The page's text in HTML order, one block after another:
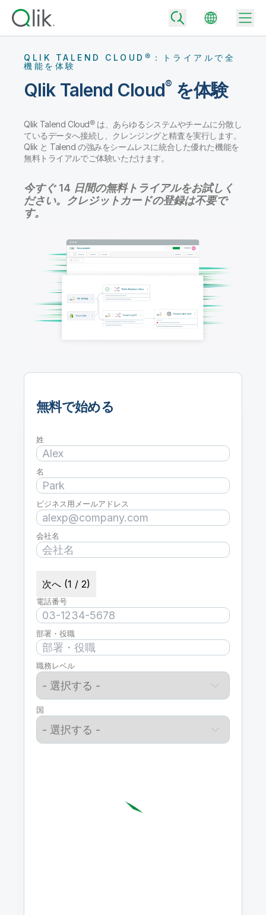
Back
コミュニティ
カスタマーサポート
カスタマーポータル
初期トレーニング
製品関連
Back
企業情報
採用情報
ニュースルーム
事業所 / 連絡先
Talend
Back
Qlik が選ばれる理由
データをビジネス成果へ
テクノロジーパートナーとの連携
Qlik のデータ統合とデータ分析の価値を最大化
データ統合
データ分析と AI
Back
適切なデータ統合プランで、信頼できるデータを迅速に提供し、よりスマー
トな意思決定を促進します。
適切なデータ分析プランで、より優れたインサイトを獲得し、ビジネス成果
の達成をサポートします。
Back
イベント / Web セミナー
コミュニティ
QLIK TALEND CLOUD®：トライアルで全
機能を体験
Qlik Talend Cloud®を体験
Qlik Talend Cloud® は、あらゆるシステムやチームに分散し
ているデータへ接続し、クレンジングと精査を実行します。
Qlik と Talend の強みをシームレスに統合した優れた機能を
無料トライアルでご体験いただけます。
今すぐ 14 日間の無料トライアルをお試しく
ださい。クレジットカードの登録は不要で
す。
無料で始める
姓
名
ビジネス用メールアドレス
会社名
次へ (1 / 2)
電話番号
部署・役職
職務レベル
国